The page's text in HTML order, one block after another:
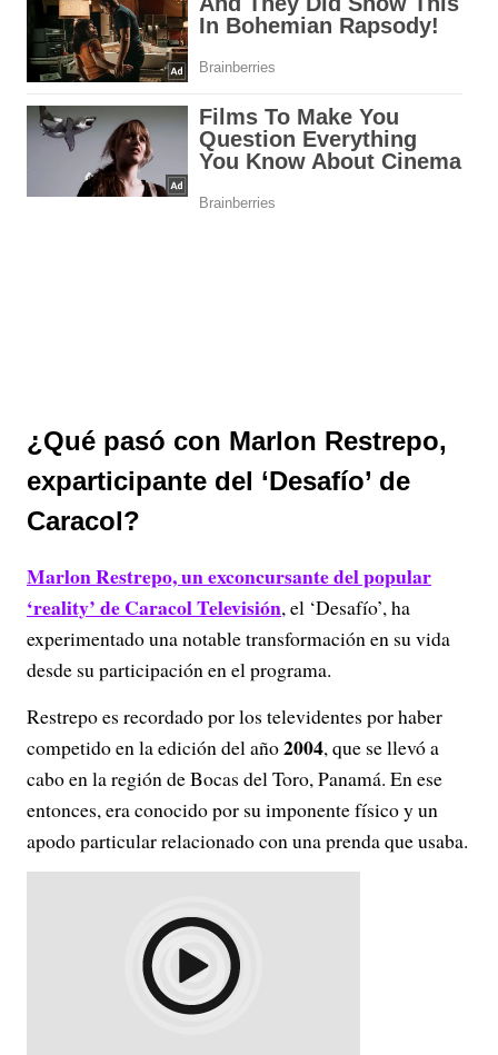
¿Qué pasó con Marlon Restrepo,
exparticipante del ‘Desafío’ de
Caracol?
Marlon Restrepo, un exconcursante del popular
‘reality’ de Caracol Televisión, el ‘Desafío’, ha
experimentado una notable transformación en su vida
desde su participación en el programa.
Restrepo es recordado por los televidentes por haber
competido en la edición del año2004, que se llevó a
cabo en la región de Bocas del Toro, Panamá. En ese
entonces, era conocido por su imponente físico y un
apodo particular relacionado con una prenda que usaba.